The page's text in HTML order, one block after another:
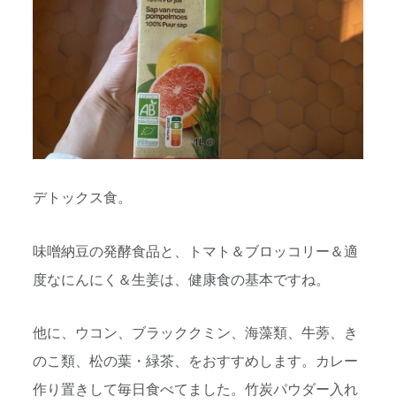
デトックス食。
味噌納豆の発酵食品と、トマト＆ブロッコリー＆適
度なにんにく＆生姜は、健康食の基本ですね。
他に、ウコン、ブラッククミン、海藻類、牛蒡、き
のこ類、松の葉・緑茶、をおすすめします。カレー
作り置きして毎日食べてました。竹炭パウダー入れ